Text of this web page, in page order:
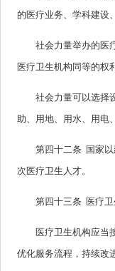
的医疗业务、学科建设
社会力量举办的医
医疗卫生机构同等的权
社会力量可以选择
助、用地、用水、用电
第四十二条 国家
次医疗卫生人才。
第四十三条 医疗
医疗卫生机构应当
优化服务流程，持续改